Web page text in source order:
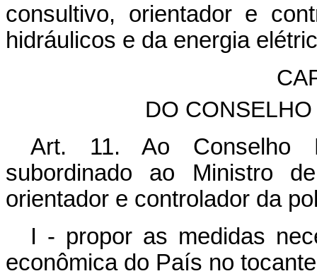
consultivo, orientador e
hidráulicos e da energia
DO
Art. 11. Ao Conselho
subordinado ao Ministro
orientador e controlador da
I - propor as medidas
econômica do País no